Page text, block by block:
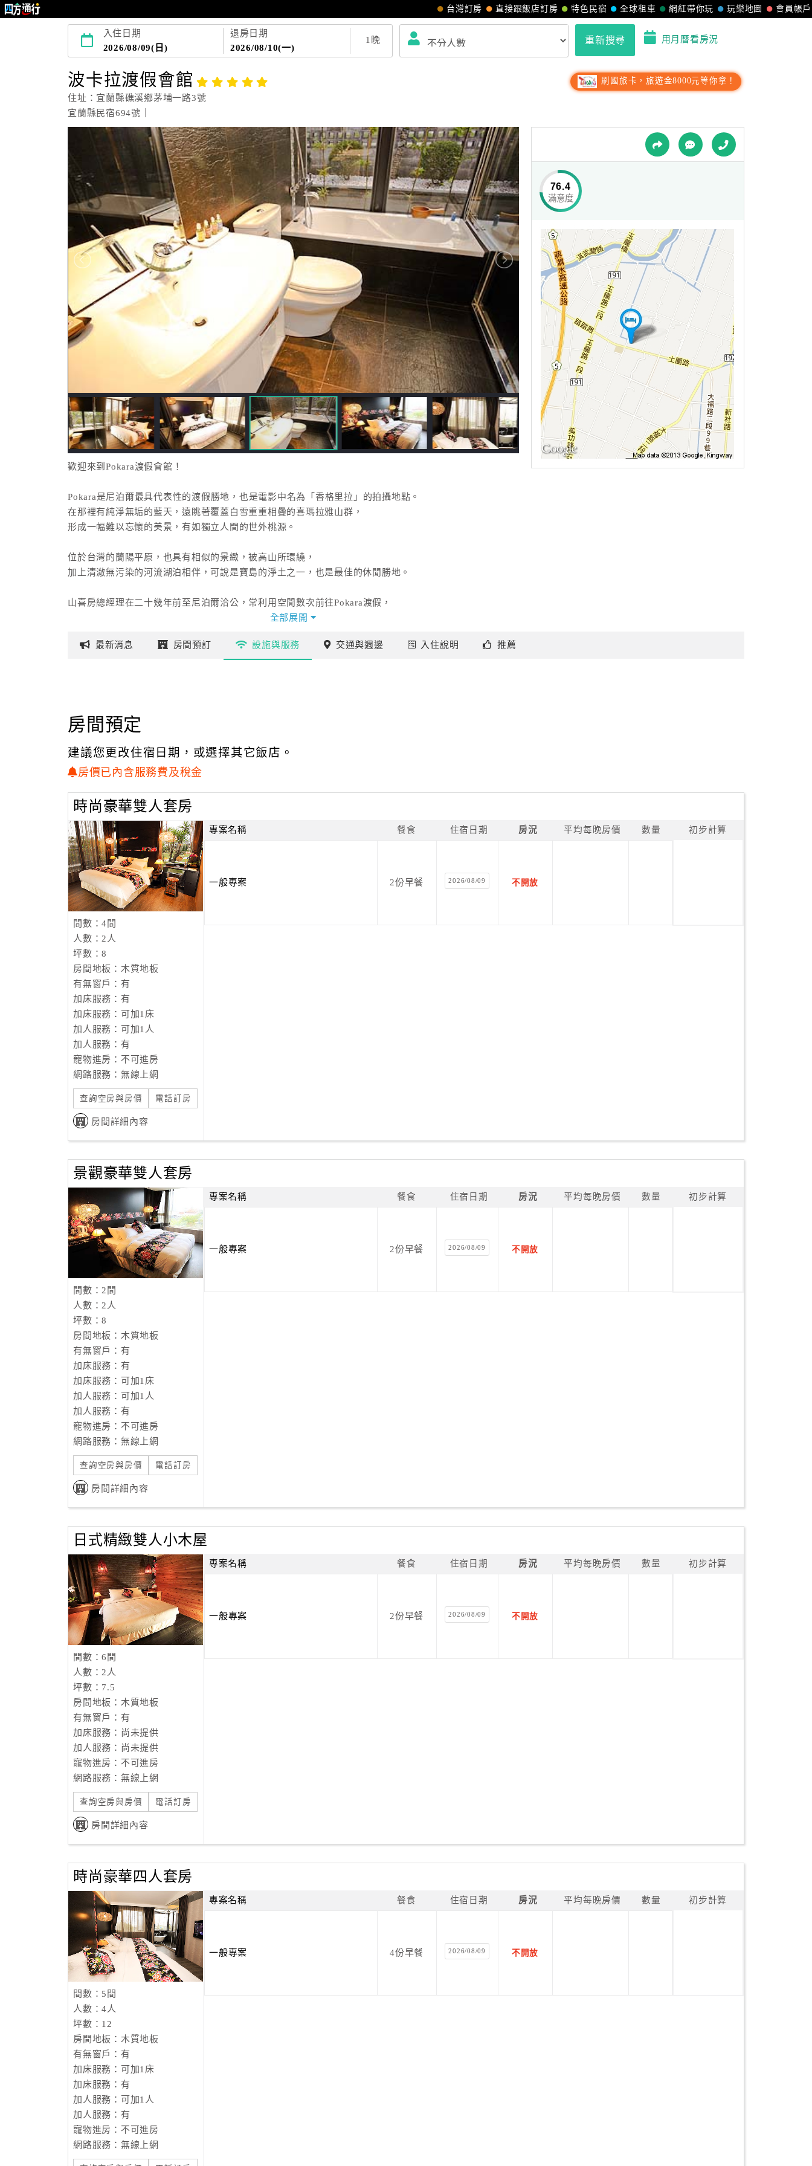
會員帳戶
玩樂地圖
網紅帶你玩
全球租車
特色民宿
直接跟飯店訂房
台灣訂房
入住日期
2026/08/09(日)
退房日期
2026/08/10(一)
1 晚 重新搜尋 用月曆看房況
波卡拉渡假會館
住址：宜蘭縣礁溪鄉茅埔一路3號
宜蘭縣民宿694號｜
刷國旅卡，旅遊金8000元等你拿！
歡迎來到Pokara渡假會館！
Pokara是尼泊爾最具代表性的渡假勝地，也是電影中名為「香格里拉」的拍攝地點。
在那裡有純淨無垢的藍天，遠眺著覆蓋白雪重重相疊的喜瑪拉雅山群，
形成一幅難以忘懷的美景，有如獨立人間的世外桃源。
位於台灣的蘭陽平原，也具有相似的景緻，被高山所環繞，
加上清澈無污染的河流湖泊相伴，可說是寶島的淨土之一，也是最佳的休閒勝地。
山喜房總經理在二十幾年前至尼泊爾洽公，常利用空閒數次前往Pokara渡假，
對當地的自然美景感到震撼，同時，當地的人保護大自然的意識和堅持，也令其留下深刻的印象。
因為喜歡與大自然相伴，故山喜房投資數千萬資金在宜蘭礁溪成立Pokara（波卡拉）渡假會館，
期許能將Pokara的意境，跟宜蘭的好山好水做連結，與更多的朋友分享。
全部展開
76.4
滿意度
最新消息 房間預訂 設施與服務 交通與週邊 入住說明 推薦
房間預定
建議您更改住宿日期，或選擇其它飯店。
房價已內含服務費及稅金
時尚豪華雙人套房
間數：4間
人數：2人
坪數：8
房間地板：木質地板
有無窗戶：有
加床服務：有
加床服務：可加1床
加人服務：可加1人
加人服務：有
寵物進房：不可進房
網路服務：無線上網
查詢空房與房價 電話訂房
房間詳細內容
專案名稱 餐食 住宿日期 房況 平均每晚房價 數量 初步計算
一般專案 2份早餐 2026/08/09 不開放
景觀豪華雙人套房
間數：2間
人數：2人
坪數：8
房間地板：木質地板
有無窗戶：有
加床服務：有
加床服務：可加1床
加人服務：可加1人
加人服務：有
寵物進房：不可進房
網路服務：無線上網
查詢空房與房價 電話訂房
房間詳細內容
專案名稱 餐食 住宿日期 房況 平均每晚房價 數量 初步計算
一般專案 2份早餐 2026/08/09 不開放
日式精緻雙人小木屋
間數：6間
人數：2人
坪數：7.5
房間地板：木質地板
有無窗戶：有
加床服務：尚未提供
加人服務：尚未提供
寵物進房：不可進房
網路服務：無線上網
查詢空房與房價 電話訂房
房間詳細內容
專案名稱 餐食 住宿日期 房況 平均每晚房價 數量 初步計算
一般專案 2份早餐 2026/08/09 不開放
時尚豪華四人套房
間數：5間
人數：4人
坪數：12
房間地板：木質地板
有無窗戶：有
加床服務：可加1床
加床服務：有
加人服務：可加1人
加人服務：有
寵物進房：不可進房
網路服務：無線上網
專案名稱 餐食 住宿日期 房況 平均每晚房價 數量 初步計算
一般專案 4份早餐 2026/08/09 不開放